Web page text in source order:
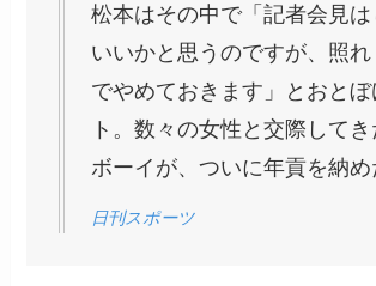
松本はその中で「記者会見
いいかと思うのですが、照
でやめておきます」とおと
ト。数々の女性と交際して
ボーイが、ついに年貢を納め
日刊スポーツ